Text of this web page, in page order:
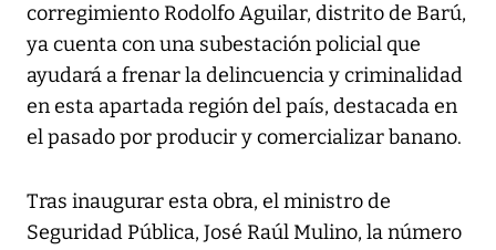
corregimiento Rodolfo Aguilar, distrito de Barú,
ya cuenta con una subestación policial que
ayudará a frenar la delincuencia y criminalidad
en esta apartada región del país, destacada en
el pasado por producir y comercializar banano.
Tras inaugurar esta obra, el ministro de
Seguridad Pública, José Raúl Mulino, la número